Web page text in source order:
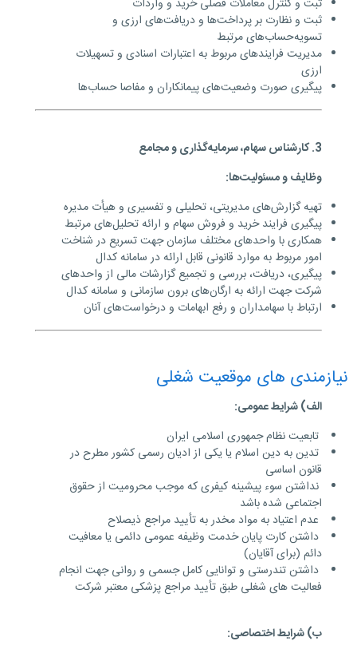
ثبت و کنترل معاملات فصلی خرید و واردات
ثبت و نظارت بر پرداخت‌ها و دریافت‌های ارزی و
تسویه‌حساب‌های مرتبط
مدیریت فرایندهای مربوط به اعتبارات اسنادی و تسهیلات
ارزی
پیگیری صورت وضعیت‌های پیمانکاران و مفاصا حساب‌ها
3. کارشناس سهام، سرمایه‌گذاری و مجامع
وظایف و مسئولیت‌ها:
تهیه گزارش‌های مدیریتی، تحلیلی و تفسیری و هیأت مدیره
پیگیری فرایند خرید و فروش سهام و ارائه تحلیل‌های مرتبط
همکاری با واحدهای مختلف سازمان جهت تسریع در شناخت
امور مربوط به موارد قانونی قابل ارائه در سامانه کدال
پیگیری، دریافت، بررسی و تجمیع گزارشات مالی از واحدهای
شرکت جهت ارائه به ارگان‌های برون سازمانی و سامانه کدال
ارتباط با سهامداران و رفع ابهامات و درخواست‌های آنان
نیازمندی های موقعیت شغلی
الف) شرایط عمومی:
تابعیت نظام جمهوری اسلامی ایران
تدین به دین اسلام یا یکی از ادیان رسمی کشور مطرح در
قانون اساسی
نداشتن سوء پیشینه کیفری که موجب محرومیت از حقوق
اجتماعی شده باشد
عدم اعتیاد به مواد مخدر به تأیید مراجع ذیصلاح
داشتن کارت پایان خدمت وظیفه عمومی دائمی یا معافیت
دائم (برای آقایان)
داشتن تندرستی و توانایی کامل جسمی و روانی جهت انجام
فعالیت ­های شغلی طبق تأیید مراجع پزشکی معتبر شرکت
ب) شرایط اختصاصی: